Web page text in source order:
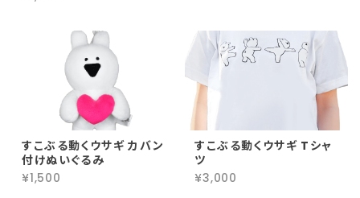
すこぶる動くウサギ カバン
付けぬいぐるみ
¥1,500
すこぶる動くウサギ Tシャ
ツ
¥3,000